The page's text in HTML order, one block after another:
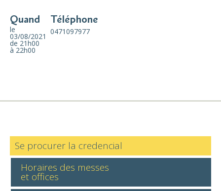
Quand
le
03/08/2021
de 21h00
à 22h00
Téléphone
0471097977
Se procurer la credencial
Horaires des messes
et offices